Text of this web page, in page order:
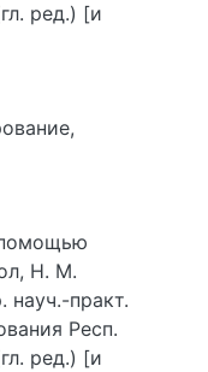
ред.) [и
,
помощью
Н. М.
практ.
Респ.
ред.) [и